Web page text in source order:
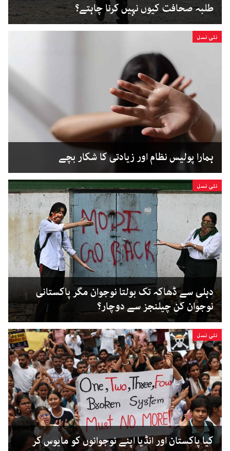
طلبہ صحافت کیوں نہیں کرنا چاہتے؟
نئی نسل
ہمارا پولیس نظام اور زیادتی کا شکار بچے
نئی نسل
دہلی سے ڈھاکہ تک بولتا نوجوان مگر پاکستانی
نوجوان کن چیلنجز سے دوچار؟
نئی نسل
کیا پاکستان اور انڈیا اپنے نوجوانوں کو مایوس کر